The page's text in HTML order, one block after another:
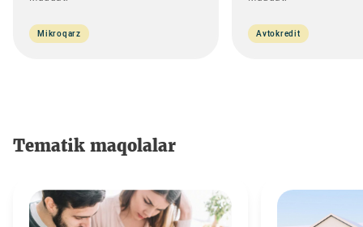
Mikroqarz Avtokredit
Tematik maqolalar